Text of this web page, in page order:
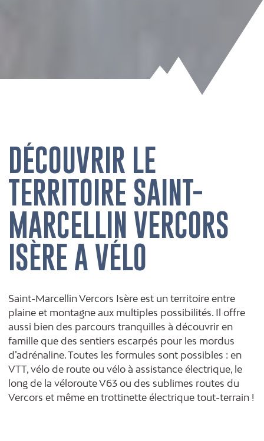
DÉCOUVRIR LE
TERRITOIRE SAINT-
MARCELLIN VERCORS
ISÈRE A VÉLO
Saint-Marcellin Vercors Isère est un territoire entre
plaine et montagne aux multiples possibilités. Il offre
aussi bien des parcours tranquilles à découvrir en
famille que des sentiers escarpés pour les mordus
d’adrénaline. Toutes les formules sont possibles : en
VTT, vélo de route ou vélo à assistance électrique, le
long de la vélorouteV63ou des sublimes routes du
Vercors et même en trottinette électrique tout-terrain !